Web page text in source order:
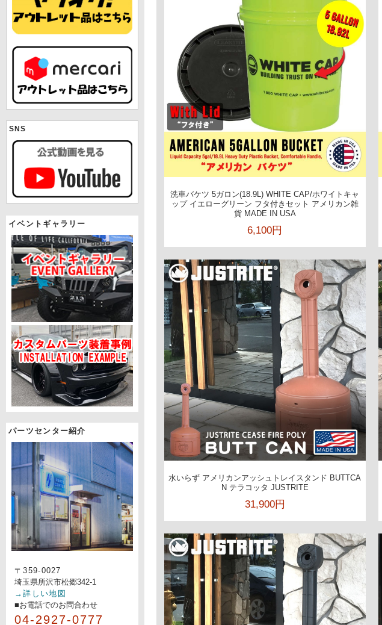
SNS
イベントギャラリー
パーツセンター紹介
〒359-0027
埼玉県所沢市松郷342-1
→詳しい地図
■お電話でのお問合わせ
04-2927-0777
洗車バケツ 5ガロン(18.9L) WHITE CAP/ホワイトキャ
ップ イエローグリーン フタ付きセット アメリカン雑
貨 MADE IN USA
6,100円
水いらず アメリカンアッシュトレイスタンド BUTTCA
N テラコッタ JUSTRITE
31,900円